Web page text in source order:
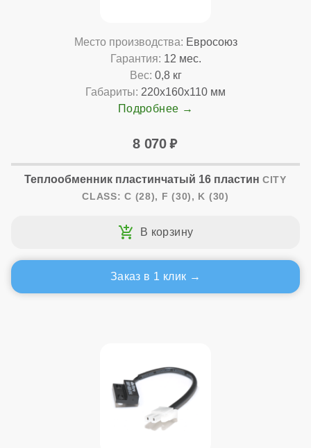
Место производства: Евросоюз
Гарантия: 12 мес.
Вес: 0,8 кг
Габариты: 220x160x110 мм
Подробнее
8 070
Теплообменник пластинчатый 16 пластин CITY
CLASS: C (28), F (30), K (30)
Заказ в 1 клик